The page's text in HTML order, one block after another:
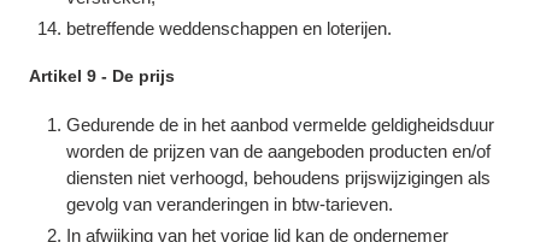
betreffende weddenschappen en loterijen.
Artikel 9 - De prijs
Gedurende de in het aanbod vermelde geldigheidsduur
worden de prijzen van de aangeboden producten en/of
diensten niet verhoogd, behoudens prijswijzigingen als
gevolg van veranderingen in btw-tarieven.
In afwijking van het vorige lid kan de ondernemer